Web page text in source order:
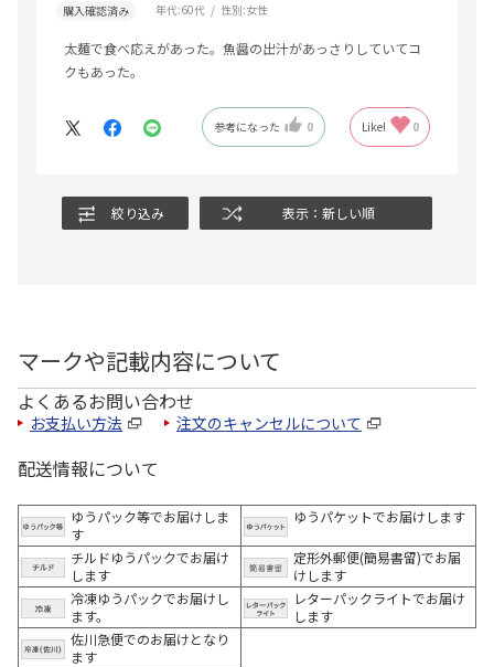
購入確認済み 年代:60代 性別:女性
太麺で食べ応えがあった。魚醤の出汁があっさりしていてコ
クもあった。
参考になった 0 Like! 0
絞り込み 表示：新しい順
マークや記載内容について
よくあるお問い合わせ
お支払い方法 注文のキャンセルについて
配送情報について
ゆうパック等でお届けしま
す
ゆうパケットでお届けします
チルドゆうパックでお届け
します
定形外郵便(簡易書留)でお届
けします
冷凍ゆうパックでお届けし
ます。
レターパックライトでお届け
します
佐川急便でのお届けとなり
ます